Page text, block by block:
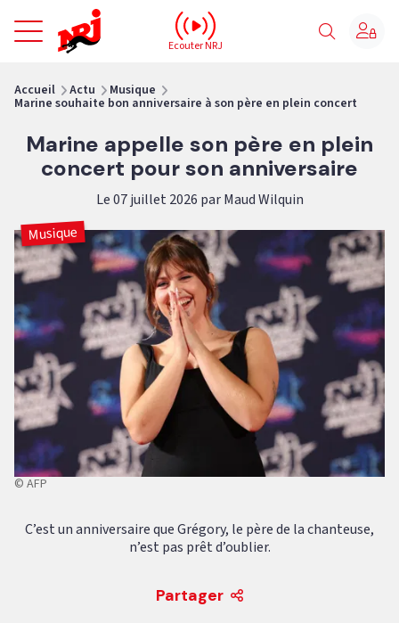
NRJ - Accueil
Ecouter NRJ
Accueil Actu Musique
Marine souhaite bon anniversaire à son père en plein concert
Marine appelle son père en plein
concert pour son anniversaire
Le 07 juillet 2026 par Maud Wilquin
Musique
© AFP
C’est un anniversaire que Grégory, le père de la chanteuse,
n’est pas prêt d’oublier.
Partager